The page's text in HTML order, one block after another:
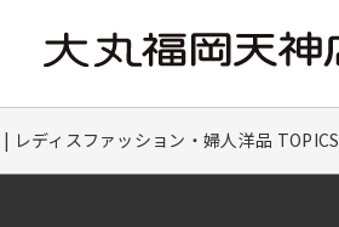
| レディスファッション・婦人洋品 TOPICS